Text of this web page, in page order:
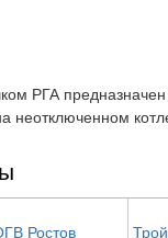
РГА
неотключенном
Ростов